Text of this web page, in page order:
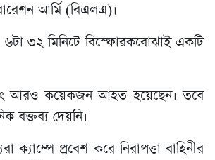
আর্মি (বিএলএ)।
৬টা ৩২ মিনিটে বিস্ফোরকবোঝাই একটি
আরও কয়েকজন আহত হয়েছেন। তবে
বক্তব্য দেয়নি।
প্রবেশ করে নিরাপত্তা বাহিনীর